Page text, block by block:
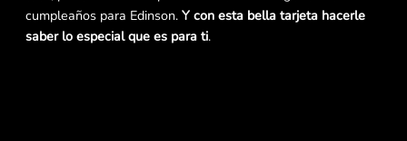
cumpleaños para Edinson. Y con esta bella tarjeta hacerle
saber lo especial que es para ti.